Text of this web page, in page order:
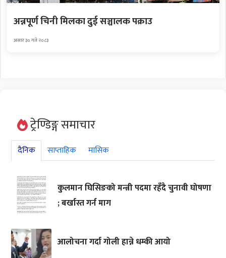
अन्नपूर्ण चिनी मिलका दुई सञ्चालक पक्राउ
असार ३० गते २०८३
ट्रेण्डिङ्ग समाचार
दैनिक साप्ताहिक मासिक
कुलमान घिसिङको मन्त्री पदमा रहँदै चुनावी घोषणा
; बर्खास्त गर्न माग
आलोचना गर्दा गोली हान्ने धम्की आयो